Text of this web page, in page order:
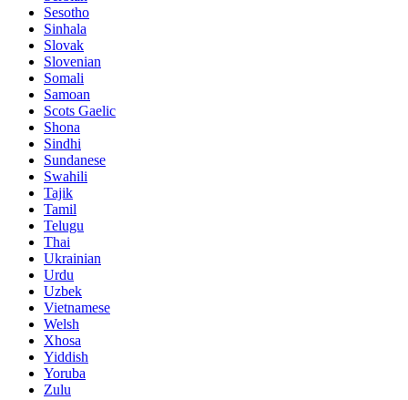
Sesotho
Sinhala
Slovak
Slovenian
Somali
Samoan
Scots Gaelic
Shona
Sindhi
Sundanese
Swahili
Tajik
Tamil
Telugu
Thai
Ukrainian
Urdu
Uzbek
Vietnamese
Welsh
Xhosa
Yiddish
Yoruba
Zulu